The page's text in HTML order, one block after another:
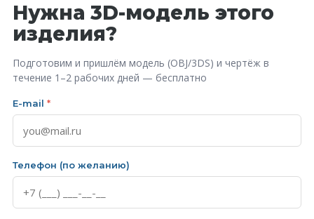
Нужна 3D-модель этого
изделия?
Подготовим и пришлём модель (OBJ/3DS) и чертёж в
течение 1–2 рабочих дней — бесплатно
E-mail *
Телефон (по желанию)